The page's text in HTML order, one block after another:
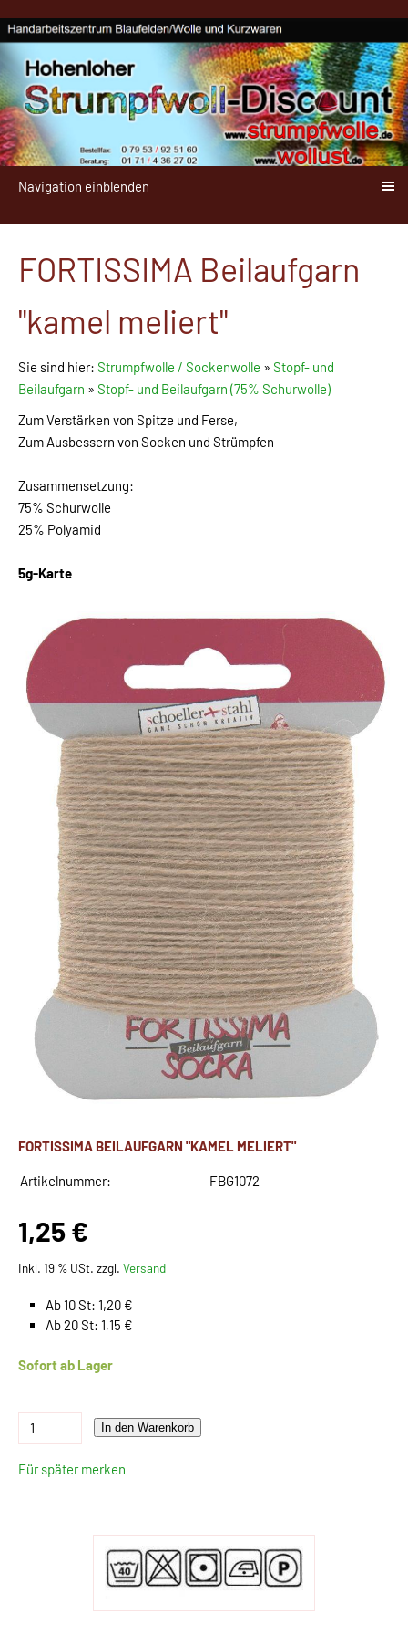
Navigation einblenden
FORTISSIMA Beilaufgarn
"kamel meliert"
Sie sind hier: Strumpfwolle / Sockenwolle » Stopf- und
Beilaufgarn » Stopf- und Beilaufgarn (75% Schurwolle)
Zum Verstärken von Spitze und Ferse,
Zum Ausbessern von Socken und Strümpfen
Zusammensetzung:
75% Schurwolle
25% Polyamid
5g-Karte
FORTISSIMA BEILAUFGARN "KAMEL MELIERT"
Artikelnummer: FBG1072
1,25 €
Inkl. 19 % USt. zzgl. Versand
Ab 10 St: 1,20 €
Ab 20 St: 1,15 €
Sofort ab Lager
In den Warenkorb
Für später merken